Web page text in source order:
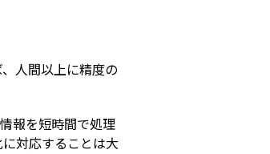
人間以上に精度の
報を短時間で処理
対応することは大